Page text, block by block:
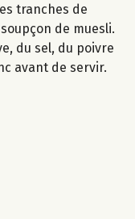
tranches de
de muesli.
du sel, du poivre
avant de servir.